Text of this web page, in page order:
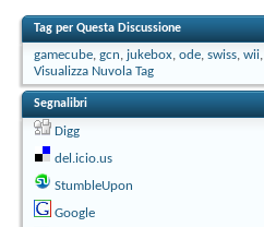
Tag per Questa Discussione
gamecube, gcn, jukebox, ode, swiss, wii,
Visualizza Nuvola Tag
Segnalibri
Digg
del.icio.us
StumbleUpon
Google